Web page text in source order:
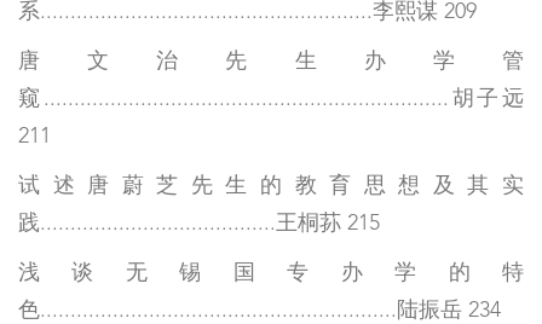
系.......................................................李熙谋 209
唐文治先生办学管
窥...................................................................胡子远
211
试述唐蔚芝先生的教育思想及其实
践.......................................王桐荪 215
浅谈无锡国专办学的特
色...........................................................陆振岳 234